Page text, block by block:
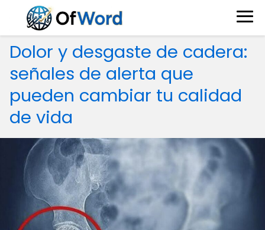
Dolor y desgaste de cadera:
señales de alerta que
pueden cambiar tu calidad
de vida